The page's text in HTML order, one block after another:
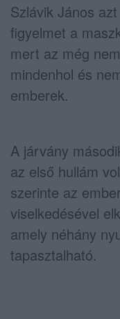
Szlávik János
figyelmet a
mert az még
mindenhol és
emberek.
A járvány
az első hullám
szerinte az
viselkedésével
amely néhány
tapasztalható.